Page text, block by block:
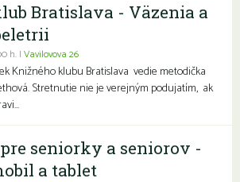
Bratislava - Väzenia a
h. |Vavilovova 26
Knižného klubu Bratislava vedie metodička
Stretnutie nie je verejným podujatím, ak
seniorky a seniorov -
a tablet